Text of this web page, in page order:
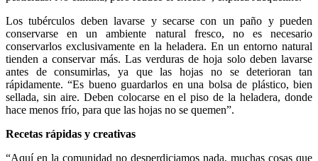
Los tubérculos deben lavarse y secarse con un paño y pueden
conservarse en un ambiente natural fresco, no es necesario
conservarlos exclusivamente en la heladera. En un entorno natural
tienden a conservar más. Las verduras de hoja solo deben lavarse
antes de consumirlas, ya que las hojas no se deterioran tan
rápidamente. “Es bueno guardarlos en una bolsa de plástico, bien
sellada, sin aire. Deben colocarse en el piso de la heladera, donde
hace menos frío, para que las hojas no se quemen”.
Recetas rápidas y creativas
“Aquí en la comunidad no desperdiciamos nada, muchas cosas que